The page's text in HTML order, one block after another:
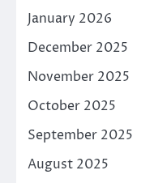
January 2026
December 2025
November 2025
October 2025
September 2025
August 2025